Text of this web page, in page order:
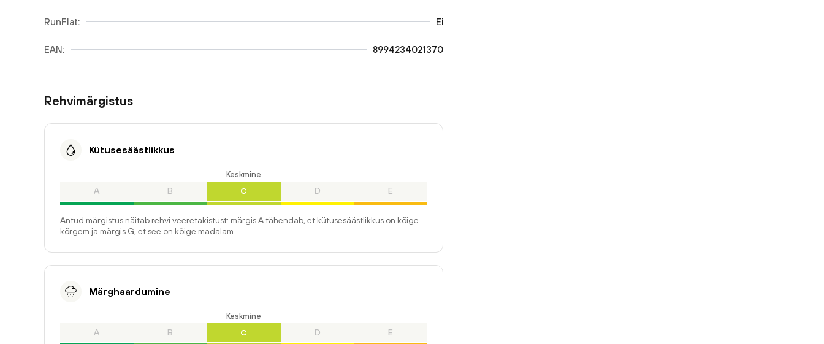
RunFlat: Ei
EAN: 8994234021370
Rehvimärgistus
Kütusesäästlikkus
A B
Keskmine
C D E
Antud märgistus näitab rehvi veeretakistust: märgis A tähendab, et kütusesäästlikkus on kõige
kõrgem ja märgis G, et see on kõige madalam.
Märghaardumine
A B
Keskmine
C D E